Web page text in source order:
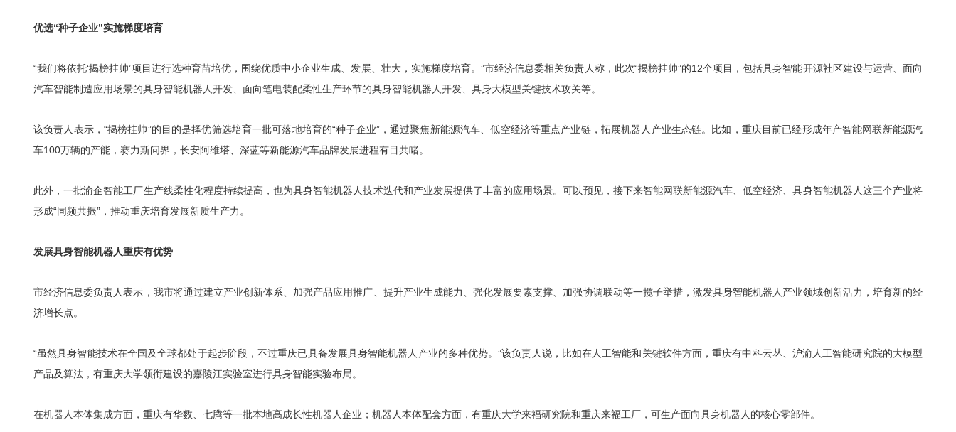
优选“种子企业”实施梯度培育
“我们将依托‘揭榜挂帅’项目进行选种育苗培优，围绕优质中小企业生成、发展、壮大，实施梯度培育。”市经济信息委相关负责人称，此次“揭榜挂帅”的12个项目，包括具身智能开源社区建设与运营、面向
汽车智能制造应用场景的具身智能机器人开发、面向笔电装配柔性生产环节的具身智能机器人开发、具身大模型关键技术攻关等。
该负责人表示，“揭榜挂帅”的目的是择优筛选培育一批可落地培育的“种子企业”，通过聚焦新能源汽车、低空经济等重点产业链，拓展机器人产业生态链。比如，重庆目前已经形成年产智能网联新能源汽
车100万辆的产能，赛力斯问界，长安阿维塔、深蓝等新能源汽车品牌发展进程有目共睹。
此外，一批渝企智能工厂生产线柔性化程度持续提高，也为具身智能机器人技术迭代和产业发展提供了丰富的应用场景。可以预见，接下来智能网联新能源汽车、低空经济、具身智能机器人这三个产业将
形成“同频共振”，推动重庆培育发展新质生产力。
发展具身智能机器人重庆有优势
市经济信息委负责人表示，我市将通过建立产业创新体系、加强产品应用推广、提升产业生成能力、强化发展要素支撑、加强协调联动等一揽子举措，激发具身智能机器人产业领域创新活力，培育新的经
济增长点。
“虽然具身智能技术在全国及全球都处于起步阶段，不过重庆已具备发展具身智能机器人产业的多种优势。”该负责人说，比如在人工智能和关键软件方面，重庆有中科云丛、沪渝人工智能研究院的大模型
产品及算法，有重庆大学领衔建设的嘉陵江实验室进行具身智能实验布局。
在机器人本体集成方面，重庆有华数、七腾等一批本地高成长性机器人企业；机器人本体配套方面，有重庆大学来福研究院和重庆来福工厂，可生产面向具身机器人的核心零部件。